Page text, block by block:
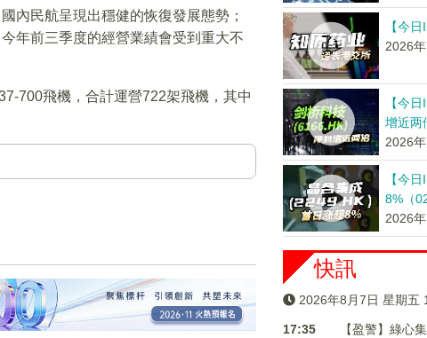
內民航呈現出穩健的恢復發展態勢；
年前三季度的經營業績會受到重大不
700飛機，合計運營722架飛機，其中
【今
2026
【今
增近两
2026
【今
8%（
2026
快訊
2026年8月7日 星期五
17:35
【盈警】綠心